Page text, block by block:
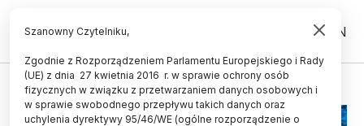
PL EN
ROZGWIAZDY
Szanowny Czytelniku,
Zgodnie z Rozporządzeniem Parlamentu Europejskiego i Rady
(UE) z dnia 27 kwietnia 2016 r. w sprawie ochrony osób
fizycznych w związku z przetwarzaniem danych osobowych i
w sprawie swobodnego przepływu takich danych oraz
uchylenia dyrektywy 95/46/WE (ogólne rozporządzenie o